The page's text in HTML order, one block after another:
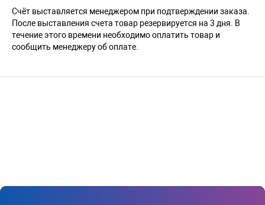
Счёт выставляется менеджером при подтверждении заказа.
После выставления счета товар резервируется на 3 дня. В
течение этого времени необходимо оплатить товар и
сообщить менеджеру об оплате.